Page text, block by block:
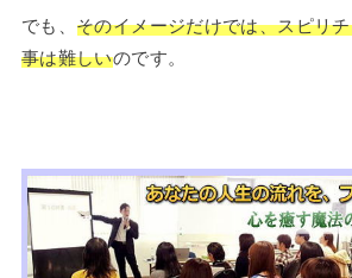
でも、 そのイメージだけでは、スピリ
事は難しいのです。